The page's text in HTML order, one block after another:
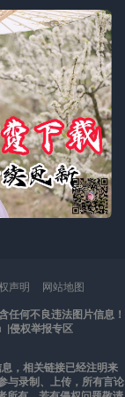
声明
网站地图
任何不良违法图片信息！
|侵权举报专区
，相关链接已经注明来
与录制、上传，所有言论